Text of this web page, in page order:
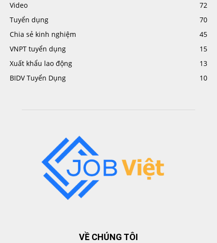
Video
72
Tuyển dụng
70
Chia sẻ kinh nghiệm
45
VNPT tuyển dụng
15
Xuất khẩu lao động
13
BIDV Tuyển Dụng
10
VỀ CHÚNG TÔI